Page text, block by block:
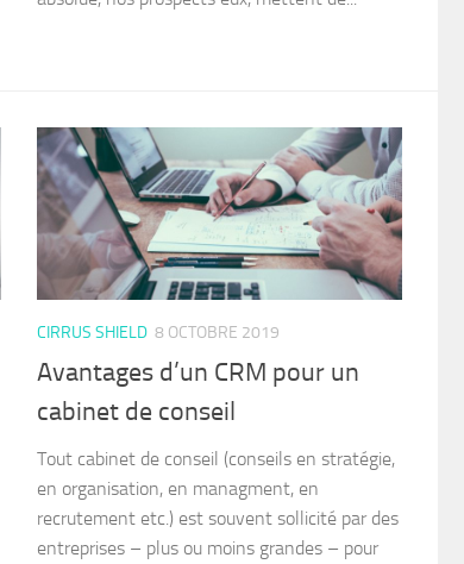
CIRRUS SHIELD 8 OCTOBRE 2019
Avantages d’un CRM pour un
cabinet de conseil
Tout cabinet de conseil (conseils en stratégie,
en organisation, en managment, en
recrutement etc.) est souvent sollicité par des
entreprises – plus ou moins grandes – pour